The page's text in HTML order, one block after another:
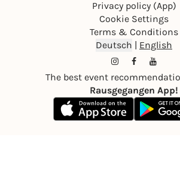
Privacy policy (App)
Cookie Settings
Terms & Conditions
Deutsch | English
The best event
Rausgegangen App!